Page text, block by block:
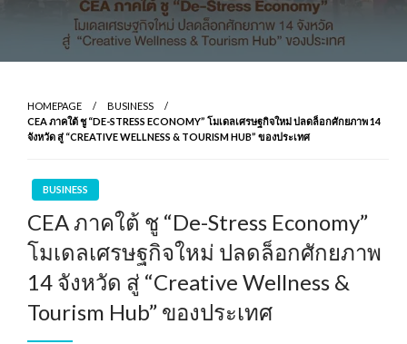
HOMEPAGE
BUSINESS
CEA ภาคใต้ ชู “DE-STRESS ECONOMY” โมเดลเศรษฐกิจใหม่ ปลดล็อกศักยภาพ 14
จังหวัด สู่ “CREATIVE WELLNESS & TOURISM HUB” ของประเทศ
BUSINESS
CEA ภาคใต้ ชู “De-Stress Economy”
โมเดลเศรษฐกิจใหม่ ปลดล็อกศักยภาพ
14 จังหวัด สู่ “Creative Wellness &
Tourism Hub” ของประเทศ